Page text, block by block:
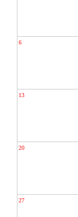
6
13
20
27